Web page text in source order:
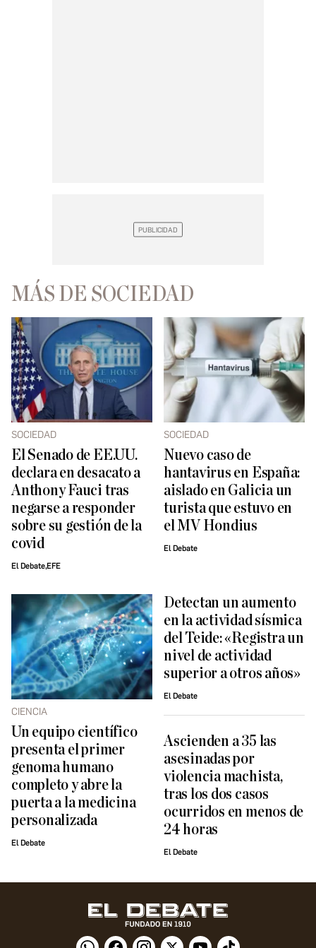
MÁS DE SOCIEDAD
SOCIEDAD
El Senado de EE.UU.
declara en desacato a
Anthony Fauci tras
negarse a responder
sobre su gestión de la
covid
El Debate,EFE
SOCIEDAD
Nuevo caso de
hantavirus en España:
aislado en Galicia un
turista que estuvo en
el MV Hondius
El Debate
CIENCIA
Un equipo científico
presenta el primer
genoma humano
completo y abre la
puerta a la medicina
personalizada
El Debate
Detectan un aumento
en la actividad sísmica
del Teide: «Registra un
nivel de actividad
superior a otros años»
El Debate
Ascienden a 35 las
asesinadas por
violencia machista,
tras los dos casos
ocurridos en menos de
24 horas
El Debate